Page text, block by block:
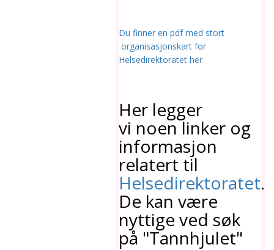
Du finner en pdf med stort
organisasjonskart for
Helsedirektoratet her
Her legger
vi noen linker og
informasjon
relatert til
Helsedirektoratet.
De kan være
nyttige ved søk
på "Tannhjulet"